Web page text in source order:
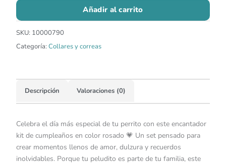
Añadir al carrito
SKU: 10000790
Categoría: Collares y correas
Descripción Valoraciones (0)
Celebra el día más especial de tu perrito con este encantador
kit de cumpleaños en color rosado 💗 Un set pensado para
crear momentos llenos de amor, dulzura y recuerdos
inolvidables. Porque tu peludito es parte de tu familia, este